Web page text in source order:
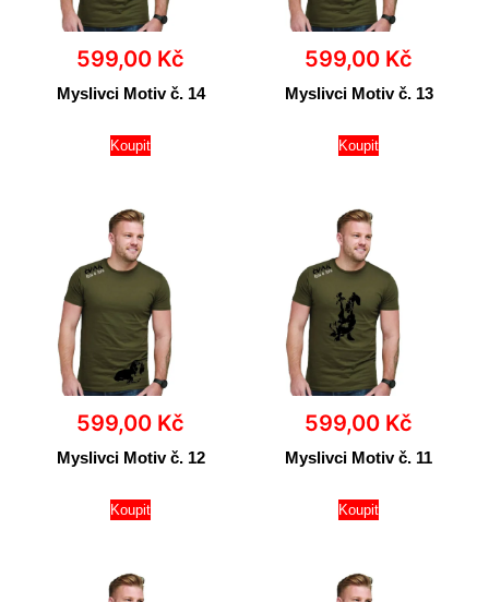
599,00 Kč
Myslivci Motiv č. 14
Koupit
599,00 Kč
Myslivci Motiv č. 13
Koupit
599,00 Kč
Myslivci Motiv č. 12
Koupit
599,00 Kč
Myslivci Motiv č. 11
Koupit